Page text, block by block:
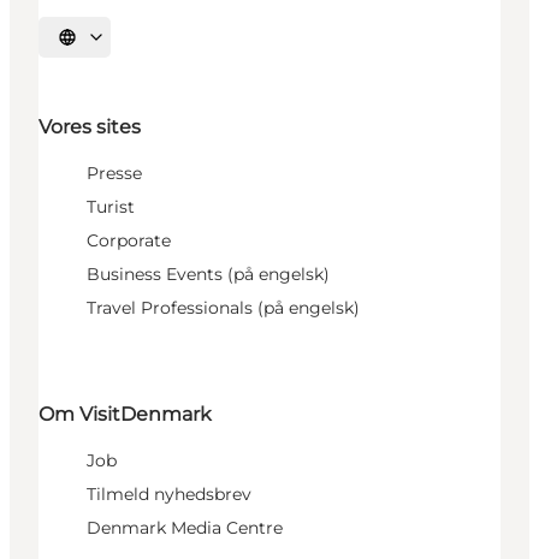
Vælg sprog
Vores sites
Presse
Turist
Corporate
Business Events (på engelsk)
Travel Professionals (på engelsk)
Om VisitDenmark
Job
Tilmeld nyhedsbrev
Denmark Media Centre